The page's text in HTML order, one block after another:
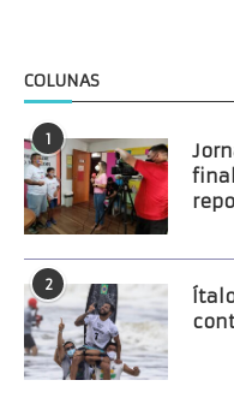
COLUNAS
1
2